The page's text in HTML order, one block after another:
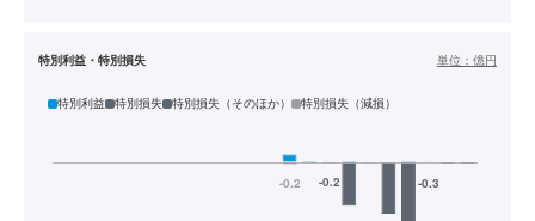
特別利益・特別損失 単位： 億円
特別利益 特別損失 特別損失（そのほか） 特別損失（減損）